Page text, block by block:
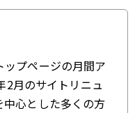
ップページの月間ア
2月のサイトリニュ
心とした多くの方